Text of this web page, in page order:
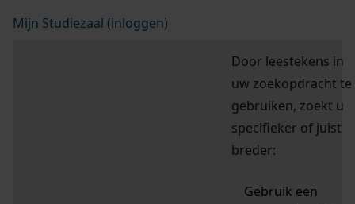
Mijn Studiezaal (inloggen)
Door leestekens in
uw zoekopdracht te
gebruiken, zoekt u
specifieker of juist
breder:
Gebruik een